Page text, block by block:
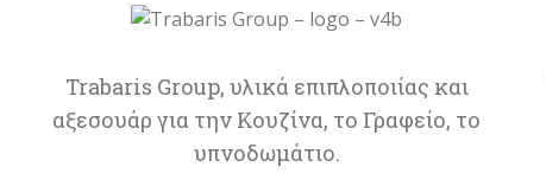
Trabaris Group, υλικά επιπλοποιίας και
αξεσουάρ για την Κουζίνα, το Γραφείο, το
υπνοδωμάτιο.